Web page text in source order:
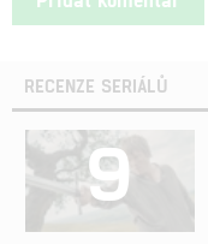
RECENZE SERIÁLŮ
9